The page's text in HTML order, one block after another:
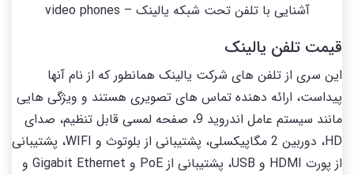
آشنایی با تلفن تحت شبکه یالینک – video phones
قیمت تلفن یالینک
این سری از تلفن های شرکت یالینک همانطور که از نام آنها
پیداست، ارائه دهنده تماس های تصویری هستند و ویژگی هایی
مانند سیستم عامل اندروید 9، صفحه لمسی قابل تنظیم، صدای
HD، دوربین 2 مگاپیکسلی، پشتیبانی از بلوتوث و WIFI، پشتیبانی
از پورت HDMI و USB، پشتیبانی از PoE و Gigabit Ethernet و